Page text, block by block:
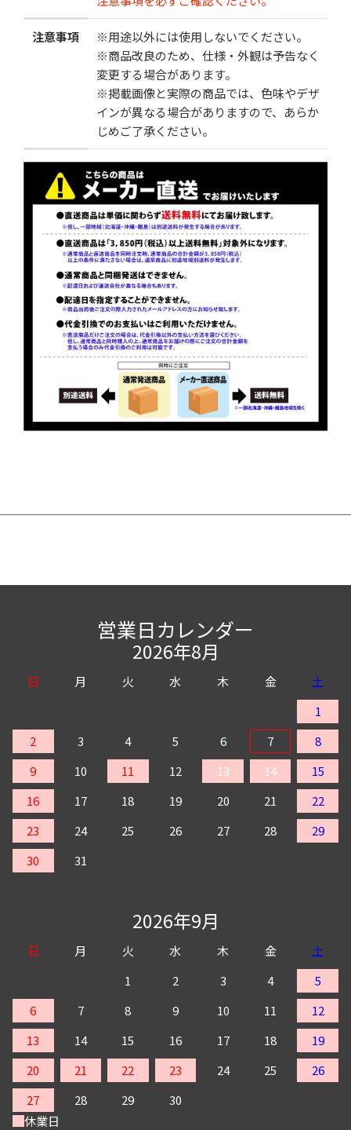
注意事項
※用途以外には使用しないでください。
※商品改良のため、仕様・外観は予告なく
変更する場合があります。
※掲載画像と実際の商品では、色味やデザ
インが異なる場合がありますので、あらか
じめご了承ください。
営業日カレンダー
2026年8月
日 月 火 水 木 金
土
1
2
3 4 5 6 7
8
9
10 11 12 13 14
15
16
17 18 19 20 21
22
23
24 25 26 27 28
29
30
31
2026年9月
日 月 火 水 木 金
土
1
2 3 4
5
6
7 8 9 10 11
12
13
14 15 16 17 18
19
20
21 22 23 24 25
26
27
28 29
30
休業日